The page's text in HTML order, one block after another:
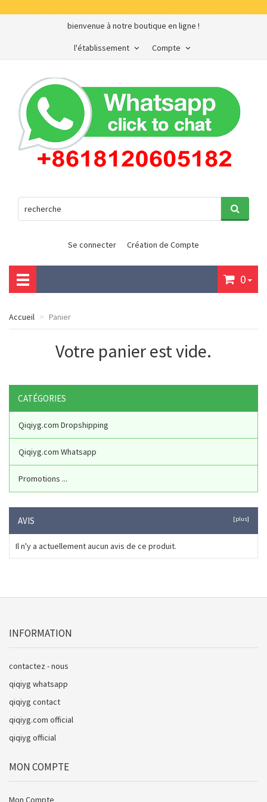
bienvenue à notre boutique en ligne !
Compte
l'établissement
Se connecter Création de Compte
0
Accueil Panier
Votre panier est vide.
CATÉGORIES
Qiqiyg.com Dropshipping
Qiqiyg.com Whatsapp
Promotions ...
AVIS [plus]
Il n'y a actuellement aucun avis de ce produit.
INFORMATION
contactez - nous
qiqiyg whatsapp
qiqiyg contact
qiqiyg.com official
qiqiyg official
MON COMPTE
Mon Compte